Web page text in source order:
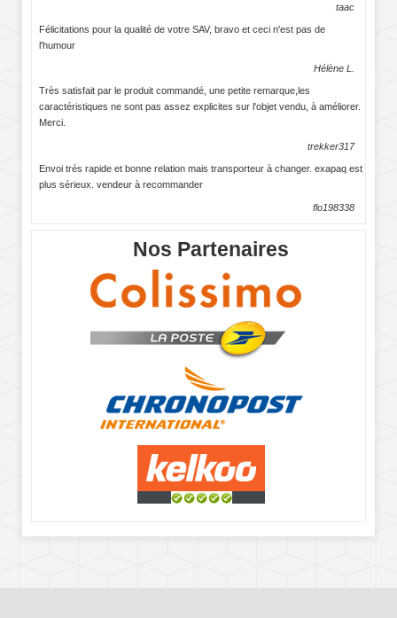
taac
Félicitations pour la qualité de votre SAV, bravo et ceci n'est pas de
l'humour
Hélène L.
Très satisfait par le produit commandé, une petite remarque,les
caractéristiques ne sont pas assez explicites sur l'objet vendu, à améliorer.
Merci.
trekker317
Envoi trés rapide et bonne relation mais transporteur à changer. exapaq est
plus sérieux. vendeur à recommander
flo198338
Nos Partenaires